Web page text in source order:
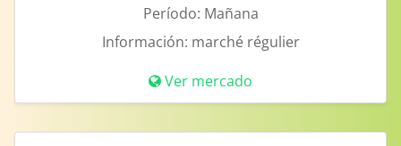
Período: Mañana
Información: marché régulier
Ver mercado